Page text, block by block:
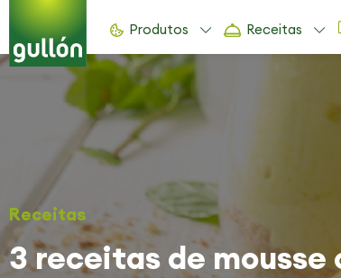
Produtos Receitas
Receitas
3 receitas de mousse